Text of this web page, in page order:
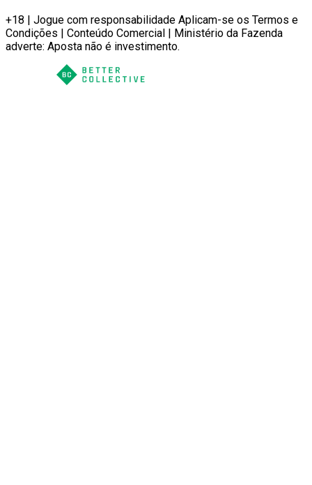
+18 | Jogue com responsabilidade Aplicam-se os Termos e
Condições | Conteúdo Comercial | Ministério da Fazenda
adverte: Aposta não é investimento.